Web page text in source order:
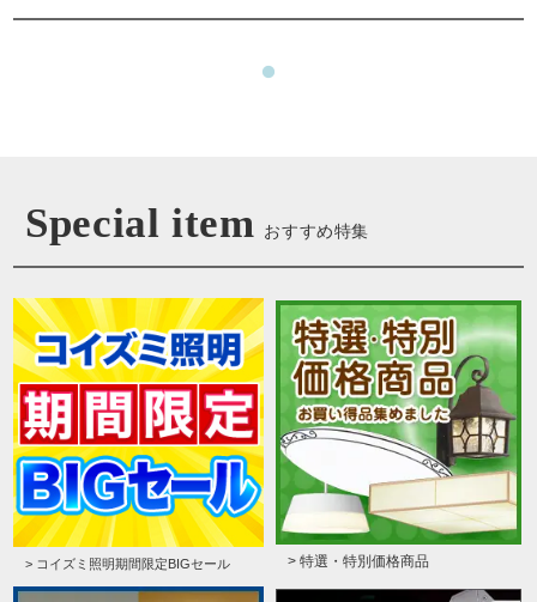
Special item おすすめ特集
> コイズミ照明期間限定BIGセール > 特選・特別価格商品